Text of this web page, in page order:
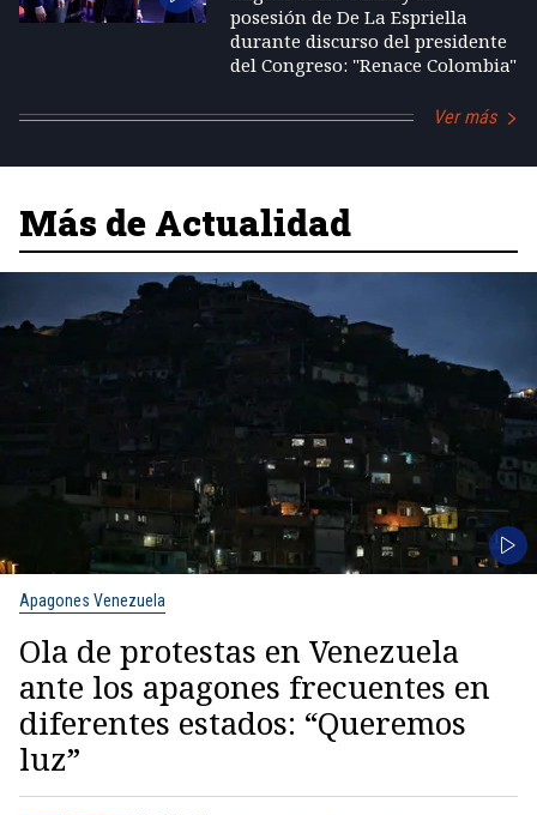
posesión de De La Espriella
durante discurso del presidente
del Congreso: "Renace Colombia"
Ver más
Más de Actualidad
Apagones Venezuela
Ola de protestas en Venezuela
ante los apagones frecuentes en
diferentes estados: “Queremos
luz”